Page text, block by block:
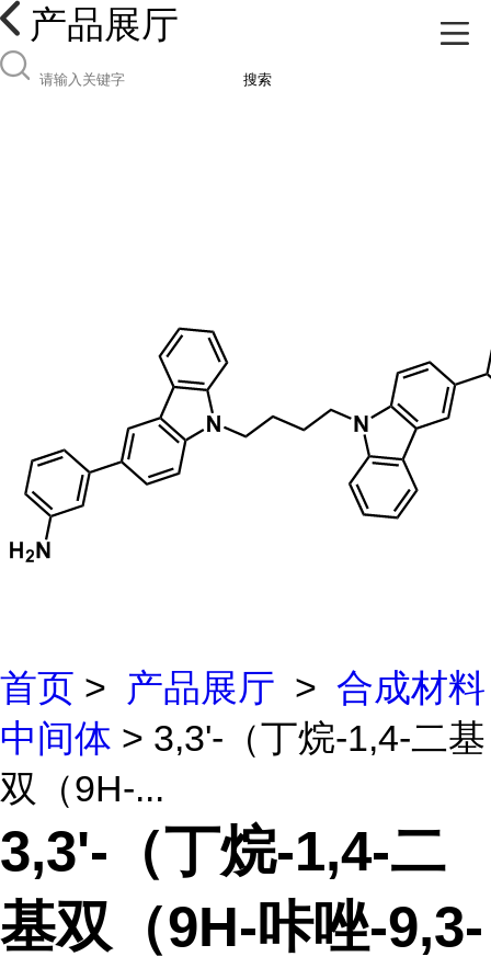
产品展厅
搜索
首页 > 产品展厅 > 合成材料
中间体 > 3,3'-（丁烷-1,4-二基
双（9H-...
3,3'-（丁烷-1,4-二
基双（9H-咔唑-9,3-